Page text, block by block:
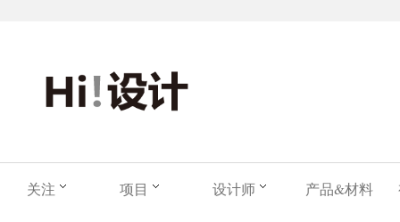
关注 项目 设计师 产品&材料